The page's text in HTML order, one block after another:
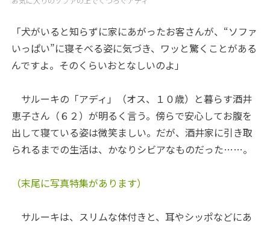
「犬がいると知らずに家にあがったお客さんが、“ソファ
いっぱい”に寝そべる姿に気づき、ワッと驚くことがある
んですよ。そのくらいおとなしいのよ」
サルーキの「アディ」（オス、１０歳）と暮らす酒井
恵子さん（６２）が明るく言う。傍らで安心してお腹を
出して寝ている姿は微笑ましい。だが、酒井家に引き取
られるまでの生活は、かなりシビアなものだった……。
（末尾に写真特集があります）
サルーキは、スリムな体付きと、耳やシッポなどにあ